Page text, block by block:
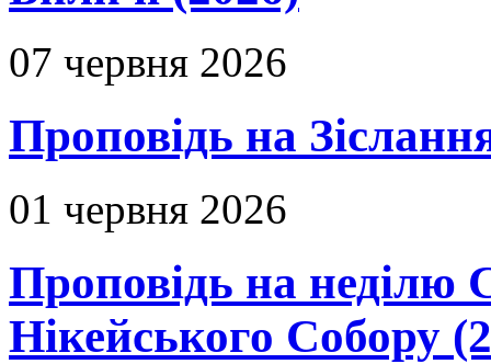
07 червня 2026
Проповідь на
01 червня 2026
Проповідь на неділю
Нікейського Собору